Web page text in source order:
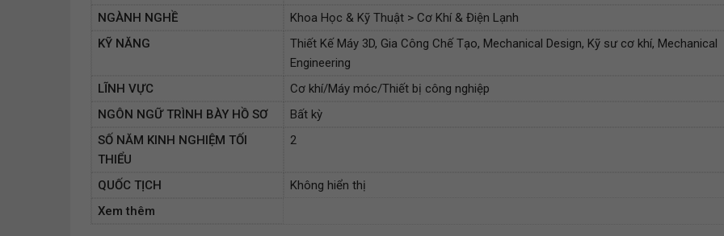
NGÀNH NGHỀ
Khoa Học & Kỹ Thuật > Cơ Khí & Điện Lạnh
KỸ NĂNG
Thiết Kế Máy 3D, Gia Công Chế Tạo, Mechanical Design, Kỹ sư cơ khí, Mechanical
Engineering
LĨNH VỰC
Cơ khí/Máy móc/Thiết bị công nghiệp
NGÔN NGỮ TRÌNH BÀY HỒ SƠ
Bất kỳ
SỐ NĂM KINH NGHIỆM TỐI
THIỂU
2
QUỐC TỊCH
Không hiển thị
Xem thêm